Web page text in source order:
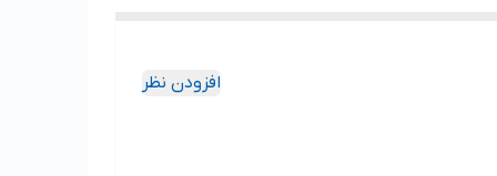
افزودن نظر